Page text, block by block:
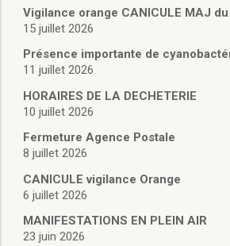
Police Municipale/
Cimetière/réglementation
Services en ligne
Licences boissons
Cadastre
Actes d’état civil
Budget de Fonctionnement
Budget d’Investissement
Conseils municipaux
Règlement du conseil
Vigilance orange CANICULE MAJ
15 juillet 2026
Présence importante de
11 juillet 2026
HORAIRES DE LA DECHETERIE
10 juillet 2026
Fermeture Agence Postale
8 juillet 2026
CANICULE vigilance Orange
6 juillet 2026
MANIFESTATIONS EN PLEIN AIR
23 juin 2026